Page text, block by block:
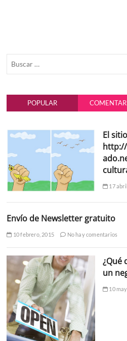
POPULAR
El sitio
17
Envío de Newsletter gratuito
10 febrero, 2015 No hay comentarios
¿Qué
un
10